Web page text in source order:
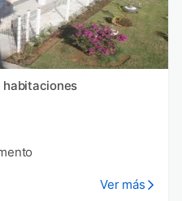
habitaciones
Ver más